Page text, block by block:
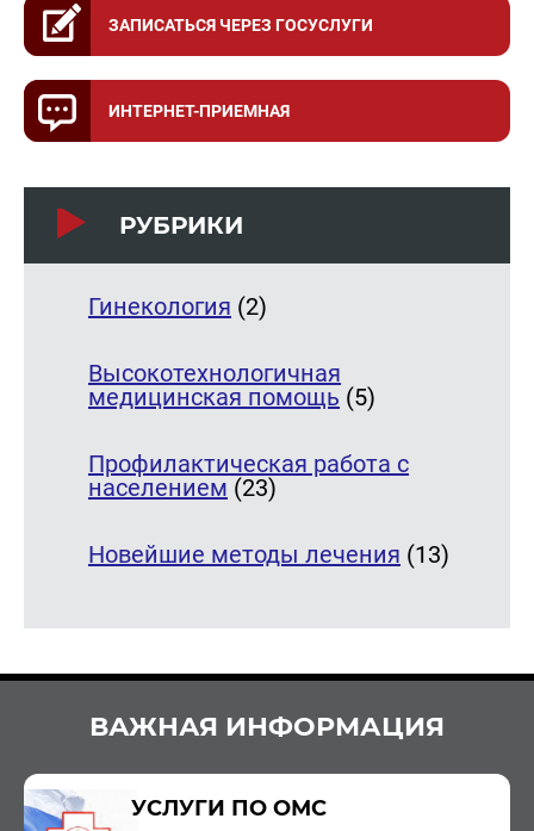
ЗАПИСАТЬСЯ ЧЕРЕЗ ГОСУСЛУГИ
ИНТЕРНЕТ-ПРИЕМНАЯ
РУБРИКИ
Гинекология (2)
Высокотехнологичная
медицинская помощь (5)
Профилактическая работа с
населением (23)
Новейшие методы лечения (13)
ВАЖНАЯ ИНФОРМАЦИЯ
УСЛУГИ ПО ОМС